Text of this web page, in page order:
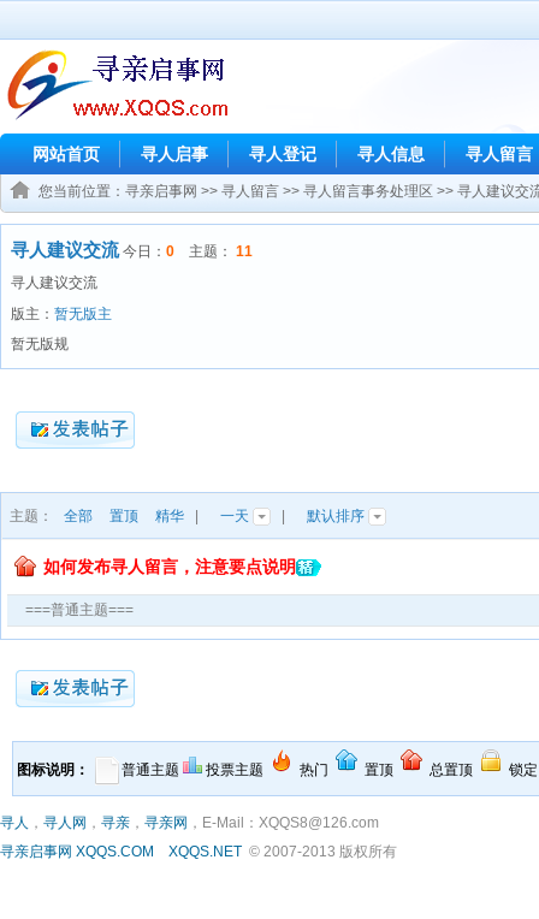
网站首页 寻人启事 寻人登记 寻人信息 寻人留言
您当前位置： 寻亲启事网 >> 寻人留言 >> 寻人留言事务处理区 >> 寻人建议交
寻人建议交流今日： 0 主题： 11
寻人建议交流
版主： 暂无版主
暂无版规
主题： 全部 置顶 精华 一天 默认排序
如何发布寻人留言，注意要点说明
===普通主题===
图标说明： 普通主题 投票主题 热门 置顶 总置顶 锁定
寻人 ， 寻人网 ， 寻亲 ， 寻亲网 ，E-Mail：XQQS8@126.com
寻亲启事网 XQQS.COM XQQS.NET © 2007-2013 版权所有